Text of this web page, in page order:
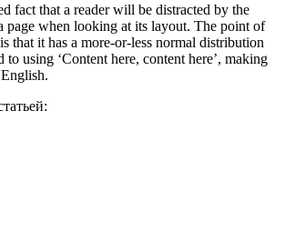
fact that a reader will be distracted by the
page when looking at its layout. The point of
that it has a more-or-less normal distribution
to using ‘Content here, content here’, making